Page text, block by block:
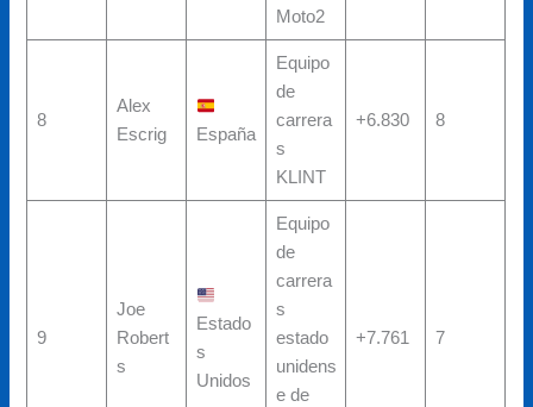
Moto2
8
Alex
Escrig
España
Equipo
de
carrera
s
KLINT
+6.830 8
9
Joe
Robert
s
Estado
s
Unidos
Equipo
de
carrera
s
estado
unidens
e de
+7.761 7